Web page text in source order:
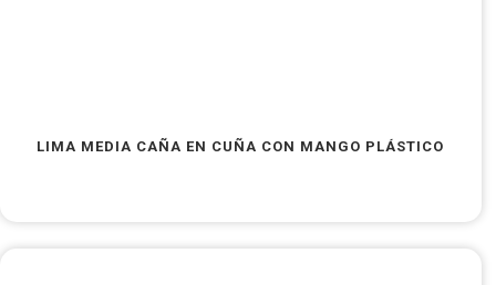
LIMA MEDIA CAÑA EN CUÑA CON MANGO PLÁSTICO